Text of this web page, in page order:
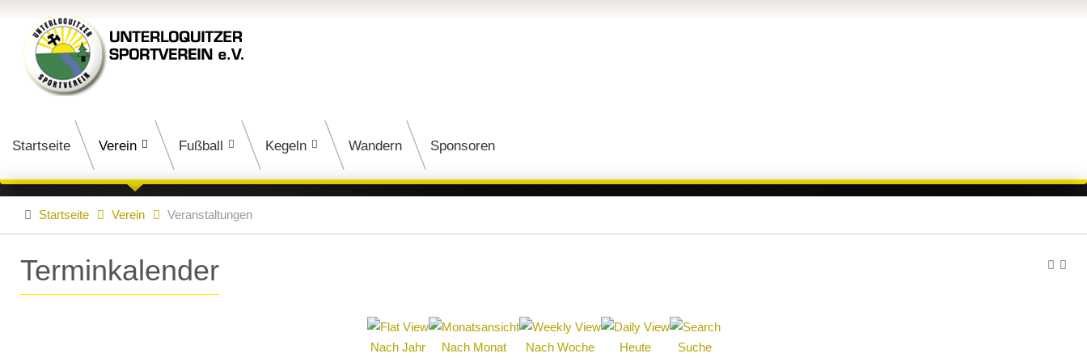
Startseite Verein Fußball Kegeln Wandern Sponsoren
Startseite Verein Veranstaltungen
Terminkalender
Nach Jahr Nach Monat Nach Woche Heute Suche